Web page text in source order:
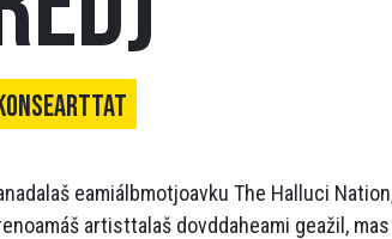
eamiálbmotjoavku The Halluci
artisttalaš dovddaheami geažil,